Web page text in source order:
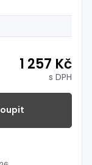
1 257 Kč
s DPH